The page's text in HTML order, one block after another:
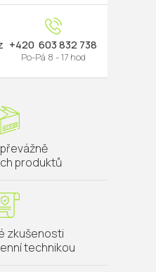
603 832 738
produktů
zkušenosti
technikou